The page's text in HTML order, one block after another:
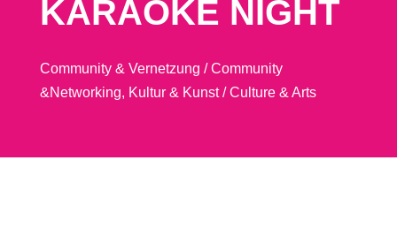
KARAOKE NIGHT
Community & Vernetzung / Community
&Networking, Kultur & Kunst / Culture & Arts